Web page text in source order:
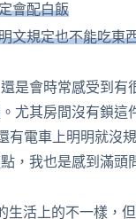
會配白飯
文規定也不能吃東
是會時常感受到有
尤其房間沒有鎖這
有電車上明明就沒
，我也是感到滿頭
生活上的不一樣，